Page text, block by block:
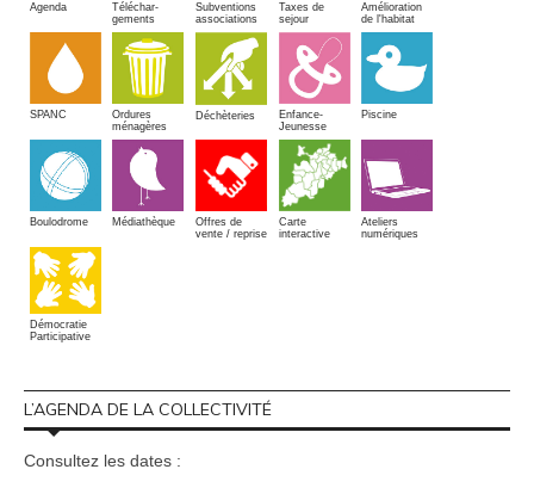
Agenda
Téléchar-
gements
Subventions
associations
Taxes de
sejour
Amélioration
de l'habitat
SPANC
Ordures
ménagères
Déchèteries
Enfance-
Jeunesse
Piscine
Boulodrome Médiathèque
Offres de
vente / reprise
Carte
interactive
Ateliers
numériques
Démocratie
Participative
L’AGENDA DE LA COLLECTIVITÉ
Consultez les dates :